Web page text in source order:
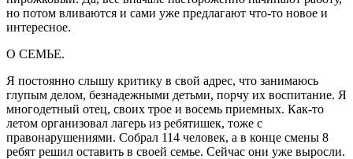
но потом вливаются и сами уже предлагают что-то новое и
интересное.
О СЕМЬЕ.
Я постоянно слышу критику в свой адрес, что занимаюсь
глупым делом, безнадежными детьми, порчу их воспитание. Я
многодетный отец, своих трое и восемь приемных. Как-то
летом организовал лагерь из ребятишек, тоже с
правонарушениями. Собрал 114 человек, а в конце смены 8
ребят решил оставить в своей семье. Сейчас они уже выросли.